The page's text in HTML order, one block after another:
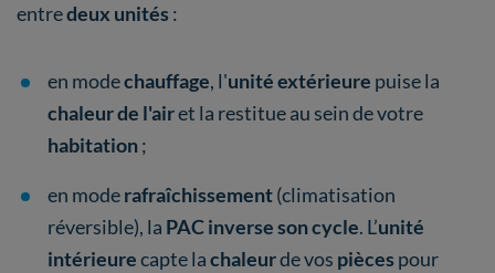
entredeux unités :
en modechauffage, l'unité extérieure puise la
chaleur de l'airet la restitue au sein de votre
habitation;
en moderafraîchissement(climatisation
réversible), la PAC inverse son cycle. L’unité
intérieurecapte lachaleurde vos pièces pour